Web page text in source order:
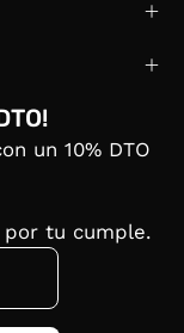
un 10% DTO
por tu cumple.